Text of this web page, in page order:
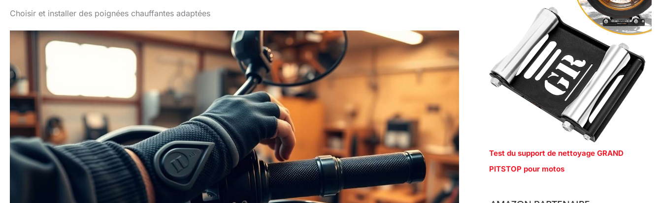
Choisir et installer des poignées chauffantes adaptées
Test du support de nettoyage GRAND
PITSTOP pour motos